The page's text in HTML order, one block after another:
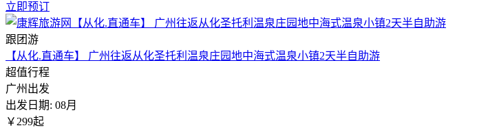
立即预订
跟团游
【从化.直通车】 广州往返从化圣托利温泉庄园地中海式温泉小镇2天半自助游
超值行程
广州出发
出发日期: 08月
￥ 299起